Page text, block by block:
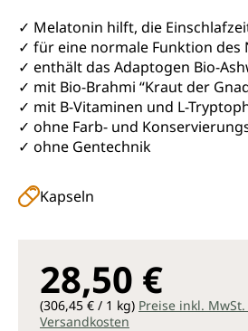
✓ Melatonin hilft, die
✓ für eine normale Funktion des
✓ enthält das Adaptogen Bio-
✓ mit Bio-Brahmi “Kraut der
✓ mit B-Vitaminen und L-
✓ ohne Farb- und
✓ ohne Gentechnik
Kapseln
28,50 €
(306,45 € / 1 kg) Preise inkl.
Versandkosten